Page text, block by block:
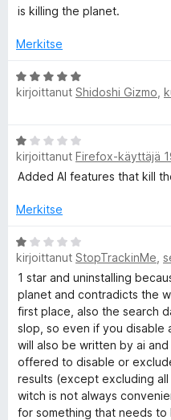
a
n
s
t
r
e
e
s
🌱
/v
o
t
u
5
is killing the planet.
Merkitse
A
r
o
i
t
5
5
kirjoittanut Shidoshi Gizmo
A
r
v
o
t
u
1
/
5
kirjoittanut Firefox-käyttäjä
Added AI features that kill
Merkitse
A
r
v
o
t
u
1
/
5
kirjoittanut StopTrackinMe
1 star and uninstalling
planet and contradicts the
first place, also the search
slop, so even if you disable
will also be written by ai
offered to disable or
results (except excluding
witch is not always
for something that needs to